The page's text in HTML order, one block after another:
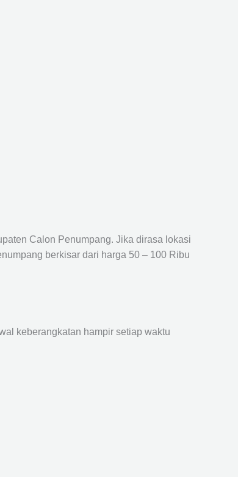
Calon Penumpang. Jika dirasa lokasi
berkisar dari harga 50 – 100 Ribu
keberangkatan hampir setiap waktu